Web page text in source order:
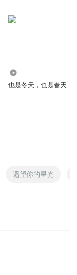
也是冬天，也是春天
遥望你的星光